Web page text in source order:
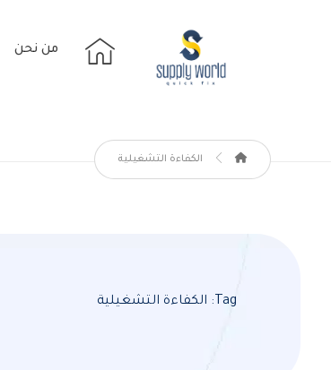
من نحن
الكفاءة التشغيلية
Tag: الكفاءة التشغيلية